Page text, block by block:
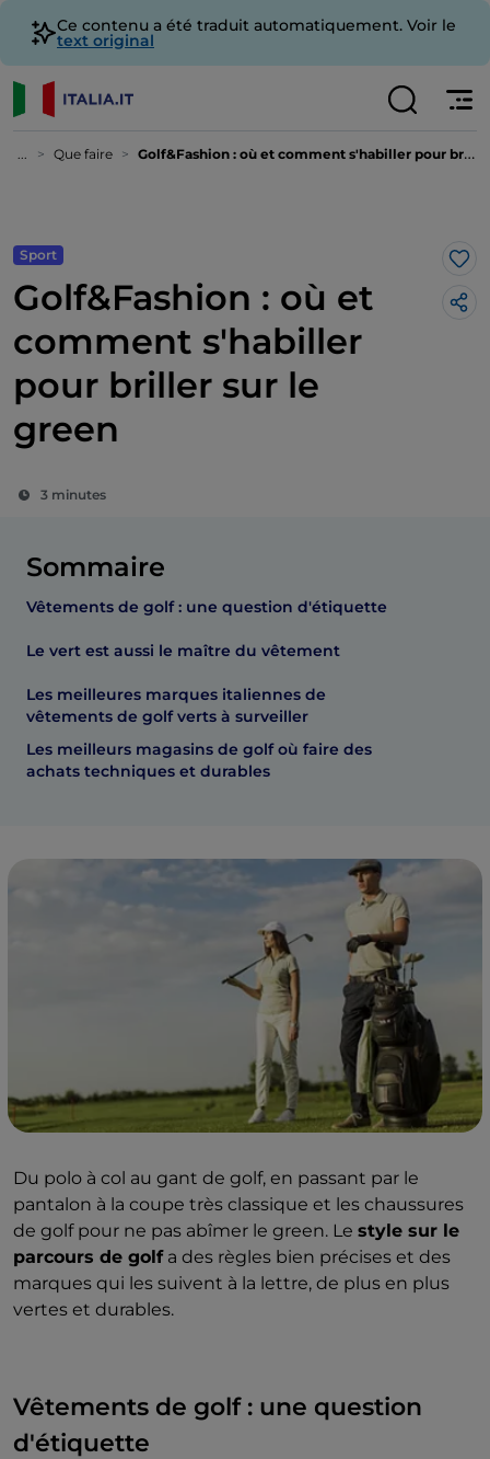
Ce contenu a été traduit automatiquement. Voir le
text original
... Que faire Golf&Fashion : où et comment s'habiller pour briller sur le green
Sport
Golf&Fashion : où et
comment s'habiller
pour briller sur le
green
3 minutes
Sommaire
Vêtements de golf : une question d'étiquette
Le vert est aussi le maître du vêtement
Les meilleures marques italiennes de
vêtements de golf verts à surveiller
Les meilleurs magasins de golf où faire des
achats techniques et durables
Du polo à col au gant de golf, en passant par le
pantalon à la coupe très classique et les chaussures
de golf pour ne pas abîmer le green. Le style sur le
parcours de golfa des règles bien précises et des
marques qui les suivent à la lettre, de plus en plus
vertes et durables.
Vêtements de golf : une question
d'étiquette